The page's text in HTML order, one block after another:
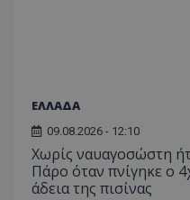
ΕΛΛΑΔΑ
09.08.2026 - 12:10
Χωρίς ναυαγοσώστη
Πάρο όταν πνίγηκε ο
άδεια της πισίνας